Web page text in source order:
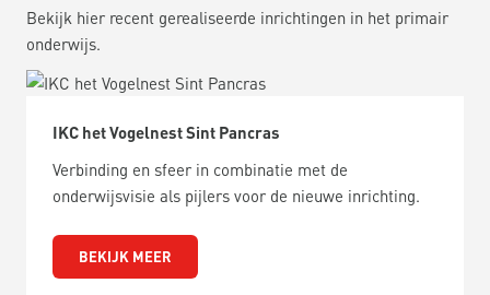
Bekijk hier recent gerealiseerde inrichtingen in het primair
onderwijs.
IKC het Vogelnest Sint Pancras
Verbinding en sfeer in combinatie met de
onderwijsvisie als pijlers voor de nieuwe inrichting.
BEKIJK MEER